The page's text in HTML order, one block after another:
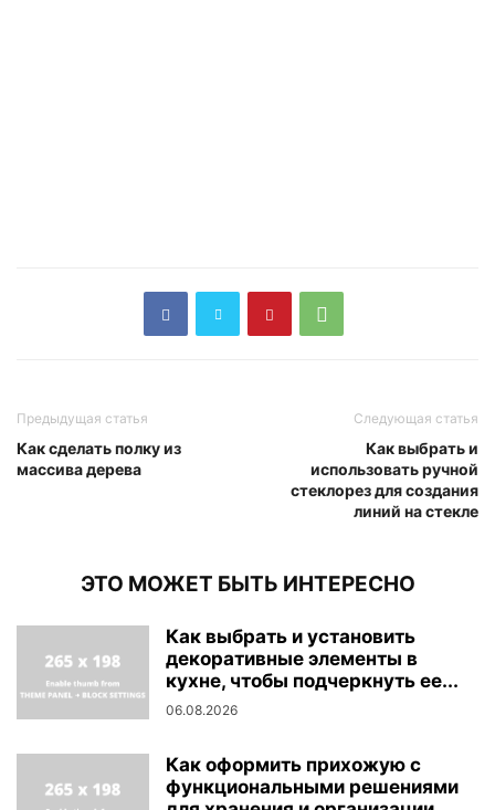
Предыдущая статья
Как сделать полку из
массива дерева
Следующая статья
Как выбрать и
использовать ручной
стеклорез для создания
линий на стекле
ЭТО МОЖЕТ БЫТЬ ИНТЕРЕСНО
Как выбрать и установить
декоративные элементы в
кухне, чтобы подчеркнуть ее...
06.08.2026
Как оформить прихожую с
функциональными решениями